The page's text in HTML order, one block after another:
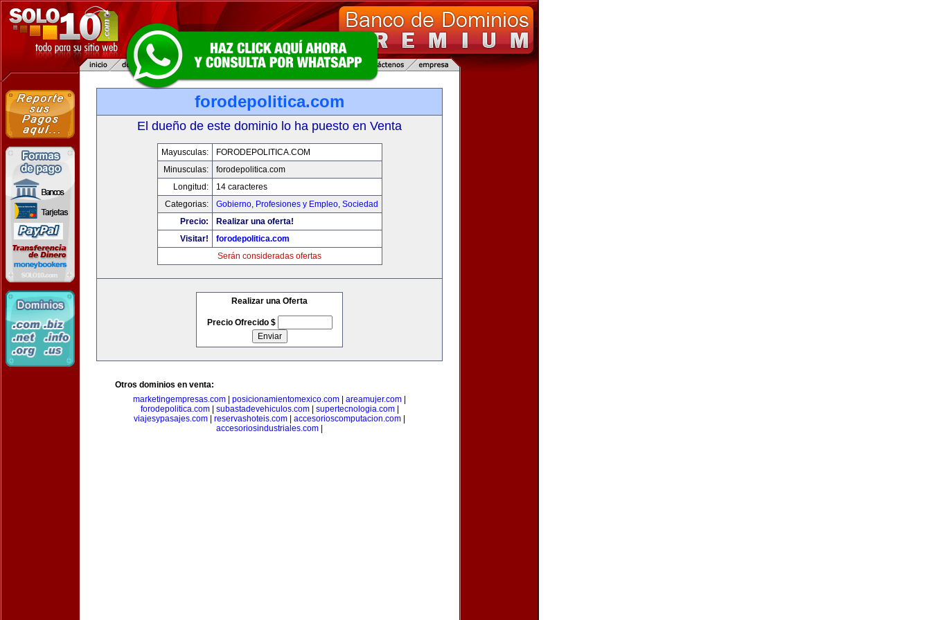
forodepolitica.com
El dueño de este dominio lo ha puesto en Venta
Mayusculas:
FORODEPOLITICA.COM
Minusculas:
forodepolitica.com
Longitud:
14 caracteres
Categorias:
Gobierno, Profesiones y Empleo, Sociedad
Precio:
Realizar una oferta!
Visitar!
forodepolitica.com
Serán consideradas ofertas
Realizar una Oferta
Precio Ofrecido $
Otros dominios en venta:
marketingempresas.com
posicionamientomexico.com areamujer.com
forodepolitica.com| subastadevehiculos.com| supertecnologia.com|
viajesypasajes.com
reservashoteis.com accesorioscomputacion.com
accesoriosindustriales.com